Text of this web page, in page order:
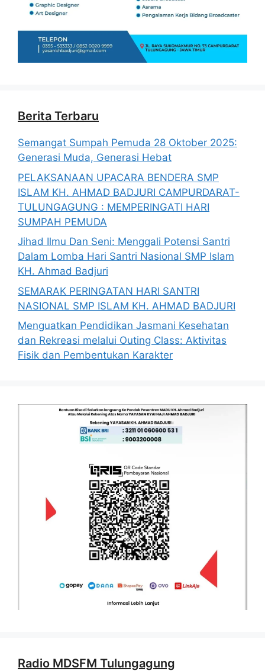
Berita Terbaru
Semangat Sumpah Pemuda 28 Oktober 2025:
Generasi Muda, Generasi Hebat
PELAKSANAAN UPACARA BENDERA SMP
ISLAM KH. AHMAD BADJURI CAMPURDARAT-
TULUNGAGUNG : MEMPERINGATI HARI
SUMPAH PEMUDA
Jihad Ilmu Dan Seni: Menggali Potensi Santri
Dalam Lomba Hari Santri Nasional SMP Islam
KH. Ahmad Badjuri
SEMARAK PERINGATAN HARI SANTRI
NASIONAL SMP ISLAM KH. AHMAD BADJURI
Menguatkan Pendidikan Jasmani Kesehatan
dan Rekreasi melalui Outing Class: Aktivitas
Fisik dan Pembentukan Karakter
Radio MDSFM Tulungagung